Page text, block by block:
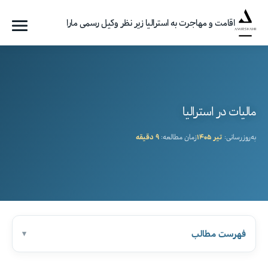
اقامت و مهاجرت به استرالیا زیر نظر وکیل رسمی مارا
مالیات در استرالیا
به‌روزرسانی: تیر ۱۴۰۵ زمان مطالعه: ۹ دقیقه
فهرست مطالب